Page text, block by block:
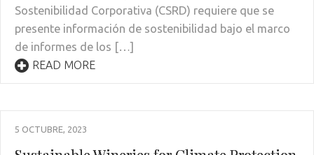
Sostenibilidad Corporativa (CSRD) requiere que se
presente información de sostenibilidad bajo el marco
de informes de los […]
READ MORE
5 OCTUBRE, 2023